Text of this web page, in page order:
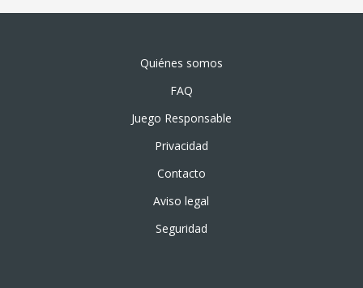
Quiénes somos
FAQ
Juego Responsable
Privacidad
Contacto
Aviso legal
Seguridad